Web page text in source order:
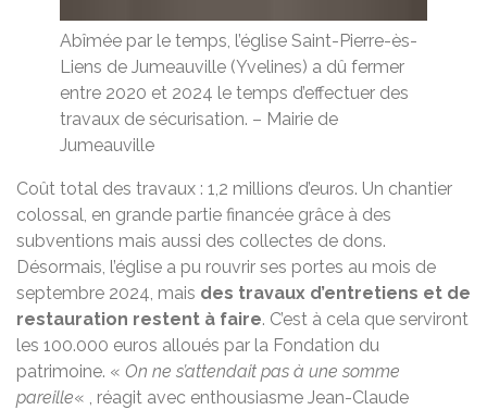
Abîmée par le temps, l’église Saint-Pierre-ès-
Liens de Jumeauville (Yvelines) a dû fermer
entre 2020 et 2024 le temps d’effectuer des
travaux de sécurisation. – Mairie de
Jumeauville
Coût total des travaux : 1,2 millions d’euros. Un chantier
colossal, en grande partie financée grâce à des
subventions mais aussi des collectes de dons.
Désormais, l’église a pu rouvrir ses portes au mois de
septembre 2024, mais des travaux d’entretiens et de
restauration restent à faire. C’est à cela que serviront
les 100.000 euros alloués par la Fondation du
patrimoine. « On ne s’attendait pas à une somme
pareille« , réagit avec enthousiasme Jean-Claude